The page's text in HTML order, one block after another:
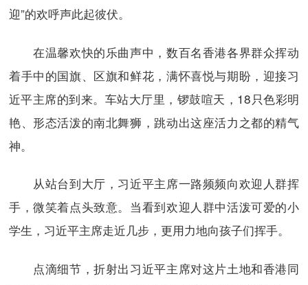
迎”的欢呼声此起彼伏。
在温馨欢快的乐曲声中，数百名香港各界群众挥动
着手中的国旗、区旗和鲜花，满怀喜悦与期盼，迎接习
近平主席的到来。车站大厅里，锣鼓喧天，18只色彩明
艳、形态活泼的南北舞狮，跳动出这座活力之都的精气
神。
从站台到大厅，习近平主席一路频频向欢迎人群挥
手，微笑着点头致意。当看到欢迎人群中活泼可爱的小
学生，习近平主席走近几步，更用力地向孩子们挥手。
点滴细节，折射出习近平主席对这片土地和香港同